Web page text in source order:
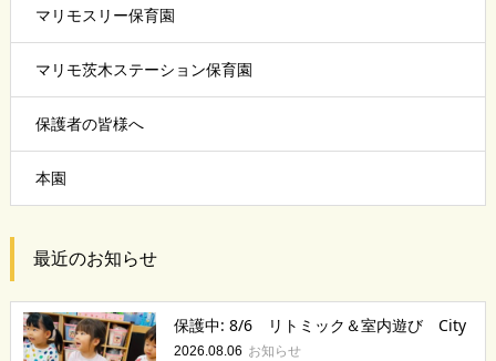
マリモスリー保育園
マリモ茨木ステーション保育園
保護者の皆様へ
本園
最近のお知らせ
保護中: 8/6 リトミック＆室内遊び City
2026.08.06 お知らせ